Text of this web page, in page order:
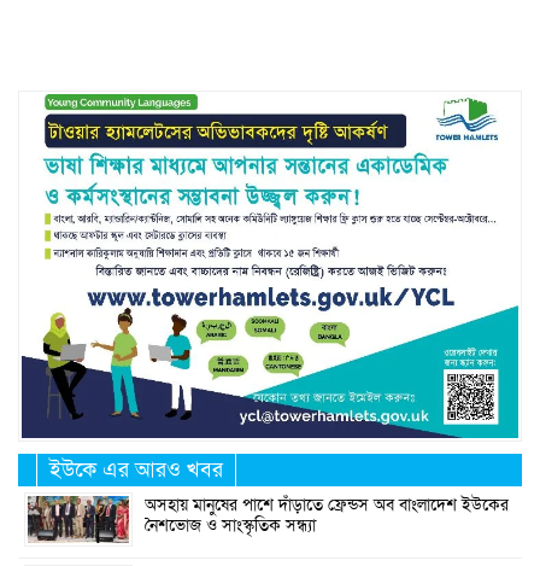
ইউকে এর আরও খবর
অসহায় মানুষের পাশে দাঁড়াতে ফ্রেন্ডস অব বাংলাদেশ ইউকের
নৈশভোজ ও সাংস্কৃতিক সন্ধ্যা